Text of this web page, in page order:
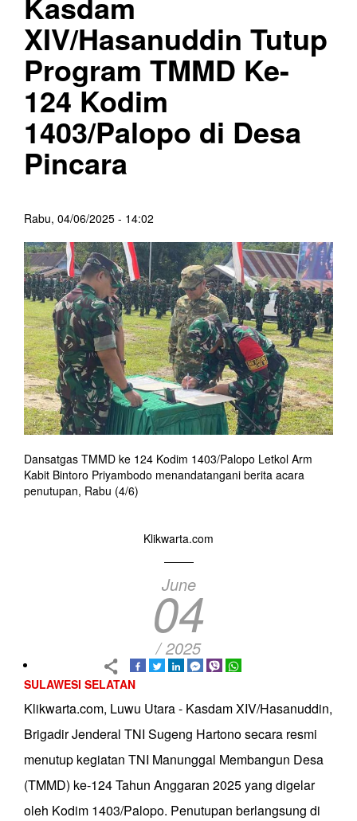
XIV/Hasanuddin Tutup
Program TMMD Ke-
124 Kodim
1403/Palopo di Desa
Pincara
Rabu, 04/06/2025 - 14:02
Dansatgas TMMD ke 124 Kodim 1403/Palopo Letkol Arm
Kabit Bintoro Priyambodo menandatangani berita acara
penutupan, Rabu (4/6)
Klikwarta.com
June
04
/ 2025
SULAWESI SELATAN
Klikwarta.com, Luwu Utara - Kasdam XIV/Hasanuddin,
Brigadir Jenderal TNI Sugeng Hartono secara resmi
menutup kegiatan TNI Manunggal Membangun Desa
(TMMD) ke-124 Tahun Anggaran 2025 yang digelar
oleh Kodim 1403/Palopo. Penutupan berlangsung di